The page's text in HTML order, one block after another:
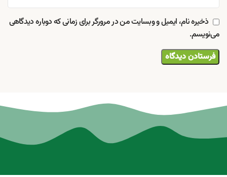
ذخیره نام، ایمیل و وبسایت من در مرورگر برای زمانی که دوباره دیدگاهی
می‌نویسم.